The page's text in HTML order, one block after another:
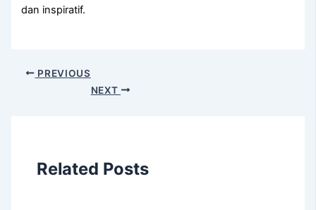
dan inspiratif.
PREVIOUS
NEXT
Related Posts